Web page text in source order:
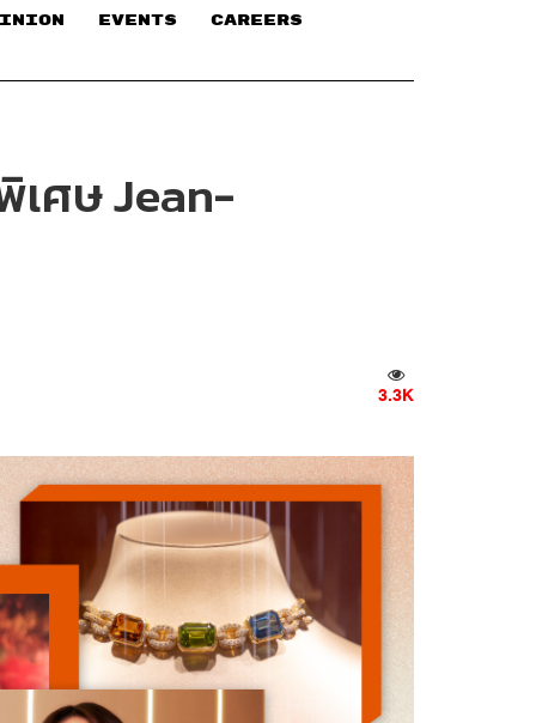
EVENTS CAREERS
เศษ Jean-
3.3K